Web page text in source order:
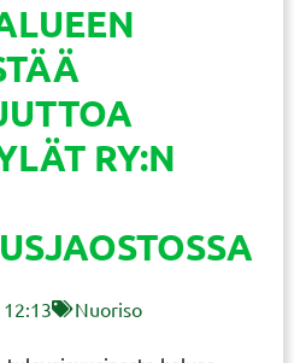
RY:N
12:13 Nuoriso